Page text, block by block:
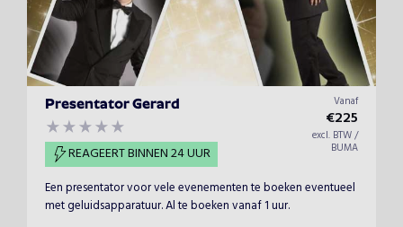
Presentator Gerard
REAGEERT BINNEN 24 UUR
Vanaf
€225
excl. BTW /
BUMA
Een presentator voor vele evenementen te boeken eventueel
met geluidsapparatuur. Al te boeken vanaf 1 uur.